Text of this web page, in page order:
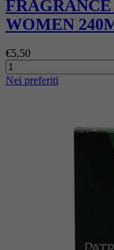
WOMEN
€5,50
Nei preferiti